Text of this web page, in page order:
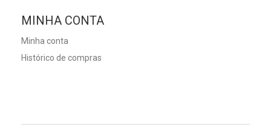
MINHA CONTA
Minha conta
Histórico de compras